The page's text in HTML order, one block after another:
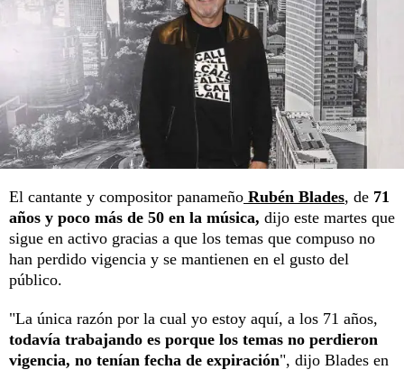
El cantante y compositor panameño Rubén Blades, de 71
años y poco más de 50 en la música, dijo este martes que
sigue en activo gracias a que los temas que compuso no
han perdido vigencia y se mantienen en el gusto del
público.
"La única razón por la cual yo estoy aquí, a los 71 años,
todavía trabajando es porque los temas no perdieron
vigencia, no tenían fecha de expiración", dijo Blades en